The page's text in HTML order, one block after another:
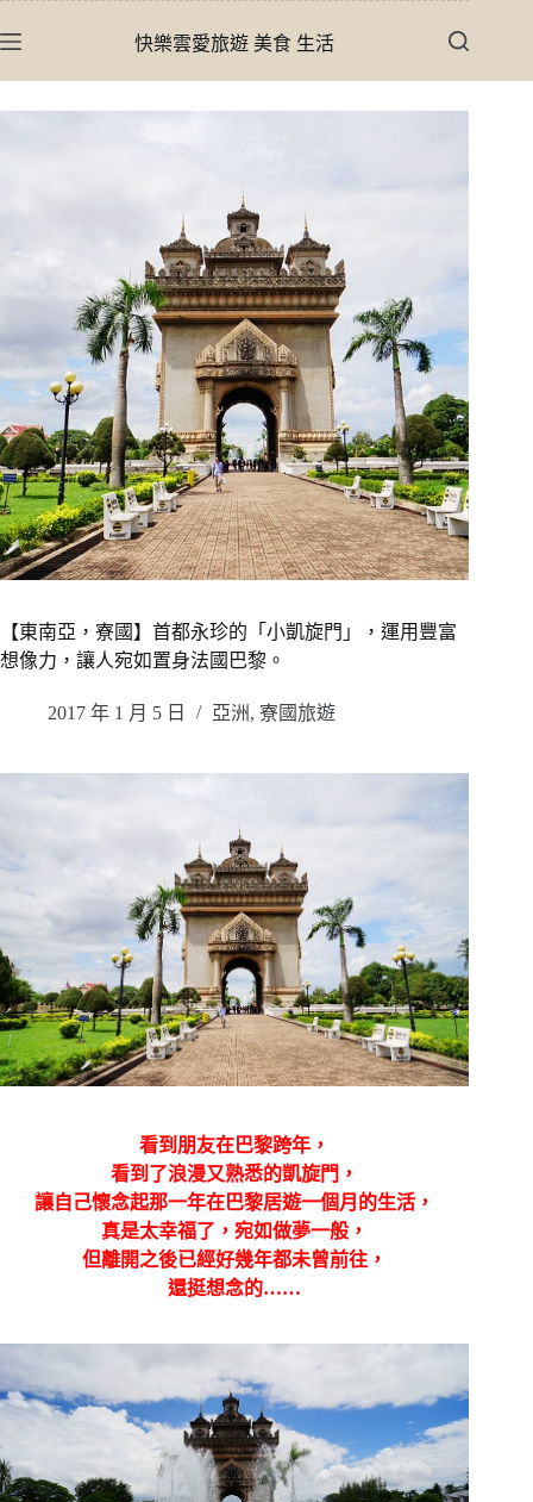
至
快樂雲愛旅遊 美食 生活
【東南亞，寮國】首都永珍的「小凱旋門」，運用豐富
想像力，讓人宛如置身法國巴黎。
2017 年 1 月 5 日 亞洲, 寮國旅遊
看到朋友在巴黎跨年，
看到了浪漫又熟悉的凱旋門，
讓自己懷念起那一年在巴黎居遊一個月的生活，
真是太幸福了，宛如做夢一般，
但離開之後已經好幾年都未曾前往，
還挺想念的……